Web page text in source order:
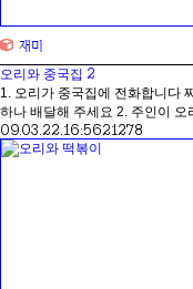
재미
오리와 중국집 2
1. 오리가 중국집에 전화합니다
하나 배달해 주세요 2. 주인이 오
09.03.22. 16:5621278